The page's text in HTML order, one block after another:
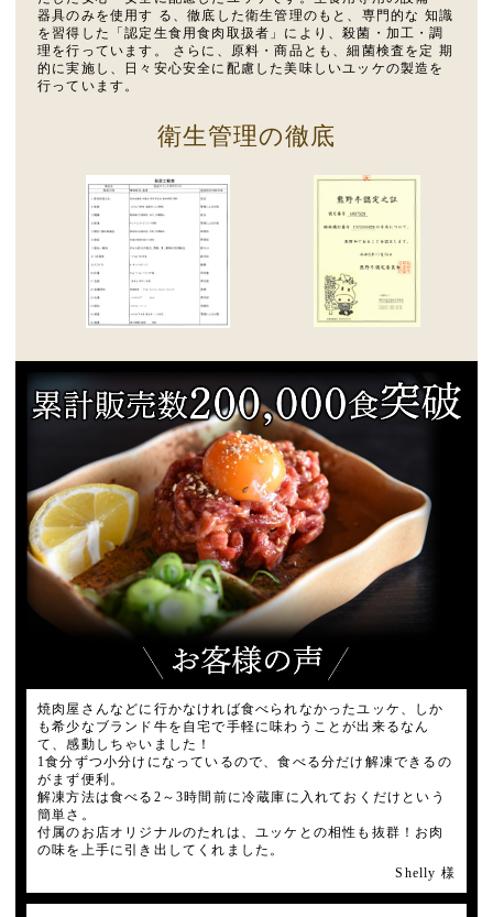
器具のみを使用す る、徹底した衛生管理のもと、専門的な 知識
を習得した「認定生食用食肉取扱者」により、殺菌・加工・調
理を行っています。 さらに、原料・商品とも、細菌検査を定 期
的に実施し、日々安心安全に配慮した美味しいユッケの製造を
行っています。
衛生管理の徹底
焼肉屋さんなどに行かなければ食べられなかったユッケ、しか
も希少なブランド牛を自宅で手軽に味わうことが出来るなん
て、感動しちゃいました！
1食分ずつ小分けになっているので、食べる分だけ解凍できるの
がまず便利。
解凍方法は食べる2～3時間前に冷蔵庫に入れておくだけという
簡単さ。
付属のお店オリジナルのたれは、ユッケとの相性も抜群！お肉
の味を上手に引き出してくれました。
Shelly 様